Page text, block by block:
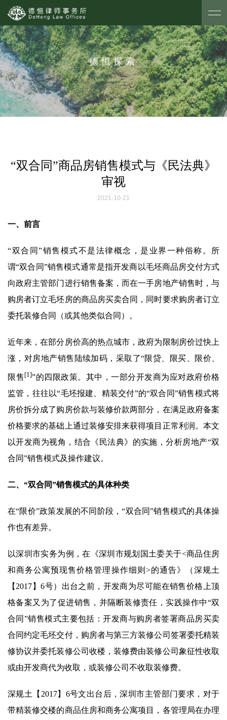
德恒探索
“双合同”商品房销售模式与《民法典》
审视
2021-10-21
一、前言
“双合同”销售模式不是法律概念，是业界一种俗称。所
谓“双合同”销售模式通常是指开发商以毛坯商品房交付方式
向政府主管部门进行销售备案，而在一手房地产销售时，与
购房者订立毛坯房的商品房买卖合同，同时要求购房者订立
委托装修合同（或其他类似合同）。
近年来，在部分房价高的热点城市，政府为限制房价过快上
涨，对房地产销售陆续加码，采取了“限贷、限买、限价、
限售 [1]”的四限政策。其中，一部分开发商为应对政府价格
监管，往往以“毛坯报建、精装交付”的“双合同”销售模式将
房价拆分成了购房价款与装修价款两部分，在满足政府备案
价格要求的基础上通过装修安排来获得项目正常利润。本文
以开发商为视角，结合《民法典》的实施，分析房地产“双
合同”销售模式及操作建议。
二、“双合同”销售模式的具体种类
在“限价”政策发展的不同阶段，“双合同”销售模式的具体操
作也有差异。
以深圳市实务为例，在《深圳市规划国土委关于<商品住房
和商务公寓预现售价格管理操作细则>的通告》（深规土
【2017】6号）出台之前，开发商为尽可能在销售价格上顶
格备案又为了促进销售，并隔断装修责任，实践操作中“双
合同”销售模式主要包括：开发商与购房者签署商品房买卖
合同约定毛坯交付，购房者与第三方装修公司签署委托精装
修协议并委托装修公司收楼，装修费由装修公司象征性收取
或由开发商代为收取，或装修公司不收取装修费。
深规土【2017】6号文出台后，深圳市主管部门要求，对于
带精装修交楼的商品住房和商务公寓项目，各管理局在办理